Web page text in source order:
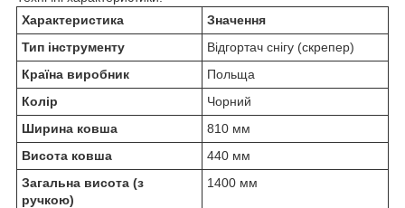
Характеристика
Значення
Тип інструменту
Відгортач снігу (скрепер)
Країна виробник
Польща
Колір
Чорний
Ширина ковша
810 мм
Висота ковша
440 мм
Загальна висота (з
ручкою)
1400 мм